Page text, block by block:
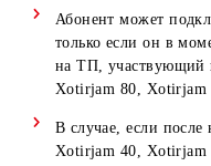
Акция действует
Xotirjam 80,
Абонент может
только если он в